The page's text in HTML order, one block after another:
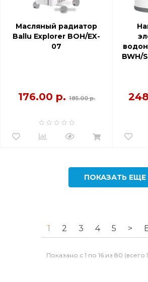
Масляный радиатор
Ballu Explorer BOH/EX-
07
176.00 р. 185.00 р.
BWH/
ПОКАЗАТЬ ЕЩЕ
1 2 3 4 5 >
Показано с 1 по 16 из 80 (всего